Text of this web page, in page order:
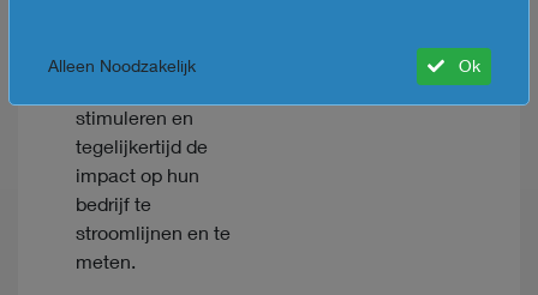
Alleen Noodzakelijk Ok
verbeteren en
stimuleren en
tegelijkertijd de
impact op hun
bedrijf te
stroomlijnen en te
meten.